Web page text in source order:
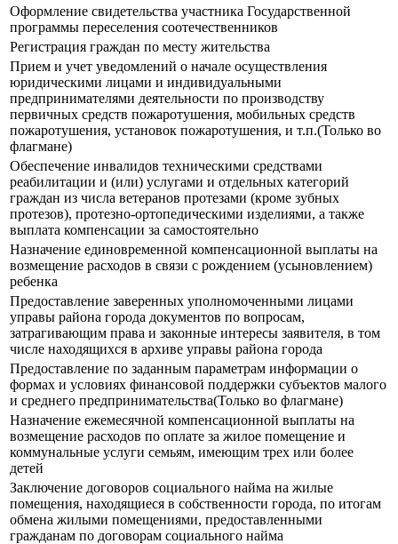
Оформление свидетельства участника Государственной
программы переселения соотечественников
Регистрация граждан по месту жительства
Прием и учет уведомлений о начале осуществления
юридическими лицами и индивидуальными
предпринимателями деятельности по производству
первичных средств пожаротушения, мобильных средств
пожаротушения, установок пожаротушения, и т.п.(Только во
флагмане)
Обеспечение инвалидов техническими средствами
реабилитации и (или) услугами и отдельных категорий
граждан из числа ветеранов протезами (кроме зубных
протезов), протезно-ортопедическими изделиями, а также
выплата компенсации за самостоятельно
Назначение единовременной компенсационной выплаты на
возмещение расходов в связи с рождением (усыновлением)
ребенка
Предоставление заверенных уполномоченными лицами
управы района города документов по вопросам,
затрагивающим права и законные интересы заявителя, в том
числе находящихся в архиве управы района города
Предоставление по заданным параметрам информации о
формах и условиях финансовой поддержки субъектов малого
и среднего предпринимательства(Только во флагмане)
Назначение ежемесячной компенсационной выплаты на
возмещение расходов по оплате за жилое помещение и
коммунальные услуги семьям, имеющим трех или более
детей
Заключение договоров социального найма на жилые
помещения, находящиеся в собственности города, по итогам
обмена жилыми помещениями, предоставленными
гражданам по договорам социального найма